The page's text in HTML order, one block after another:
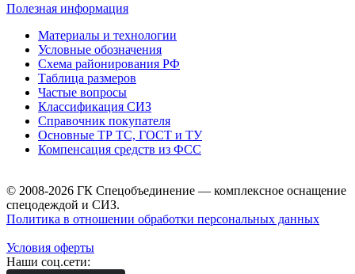
Полезная информация
Материалы и технологии
Условные обозначения
Схема районирования РФ
Таблица размеров
Частые вопросы
Классификация СИЗ
Справочник покупателя
Основные ТР ТС, ГОСТ и ТУ
Компенсация средств из ФСС
© 2008-2026 ГК Спецобъединение — комплексное оснащение
спецодеждой и СИЗ.
Политика в отношении обработки персональных данных
Условия оферты
Наши соц.сети: